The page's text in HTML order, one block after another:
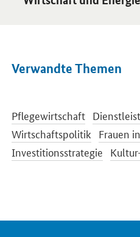
Verwandte Themen
Pflegewirtschaft
Wirtschaftspolitik Frauen
Investitionsstrategie
Wettbewerbspolitik